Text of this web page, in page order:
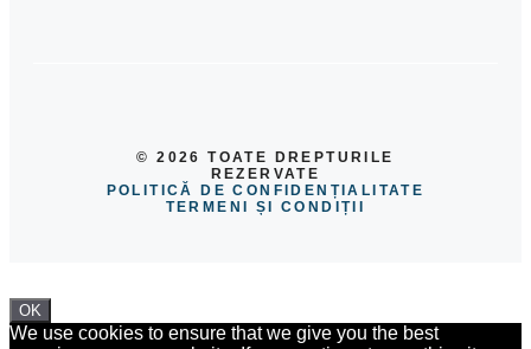
© 2026 TOATE DREPTURILE
REZERVATE
POLITICĂ DE CONFIDENȚIALITATE
TERMENI ȘI CONDIȚII
OK
We use cookies to ensure that we give you the best